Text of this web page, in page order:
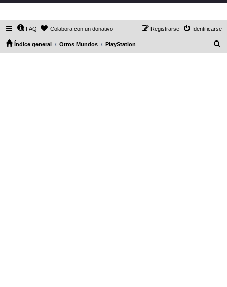
FAQ Colabora con un donativo Identificarse
Registrarse
Índice general Otros Mundos PlayStation